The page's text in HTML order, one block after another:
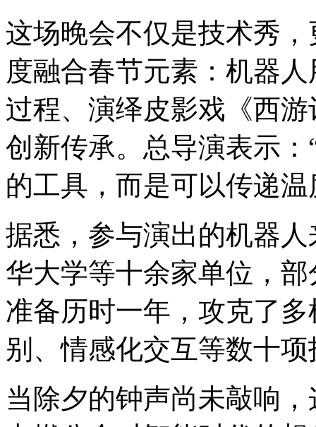
这场晚会不仅是技术秀
度融合春节元素：机器
过程、演绎皮影戏《西
创新传承。总导演表示
的工具，而是可以传递
据悉，参与演出的机器
华大学等十余家单位，
准备历时一年，攻克了
别、情感化交互等数十
当除夕的钟声尚未敲响